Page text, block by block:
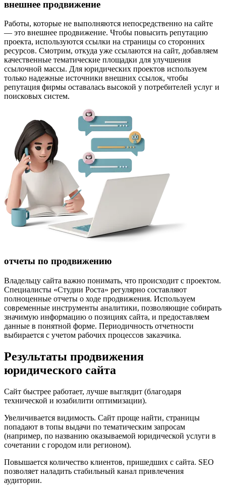
внешнее продвижение
Работы, которые не выполняются непосредственно на сайте
— это внешнее продвижение. Чтобы повысить репутацию
проекта, используются ссылки на страницы со сторонних
ресурсов. Смотрим, откуда уже ссылаются на сайт, добавляем
качественные тематические площадки для улучшения
ссылочной массы. Для юридических проектов используем
только надежные источники внешних ссылок, чтобы
репутация фирмы оставалась высокой у потребителей услуг и
поисковых систем.
отчеты по продвижению
Владельцу сайта важно понимать, что происходит с проектом.
Специалисты «Студии Роста» регулярно составляют
полноценные отчеты о ходе продвижения. Используем
современные инструменты аналитики, позволяющие собирать
значимую информацию о позициях сайта, и предоставляем
данные в понятной форме. Периодичность отчетности
выбирается с учетом рабочих процессов заказчика.
Результаты продвижения
юридического сайта
Сайт быстрее работает, лучше выглядит (благодаря
технической и юзабилити оптимизации).
Увеличивается видимость. Сайт проще найти, страницы
попадают в топы выдачи по тематическим запросам
(например, по названию оказываемой юридической услуги в
сочетании с городом или регионом).
Повышается количество клиентов, пришедших с сайта. SEO
позволяет наладить стабильный канал привлечения
аудитории.